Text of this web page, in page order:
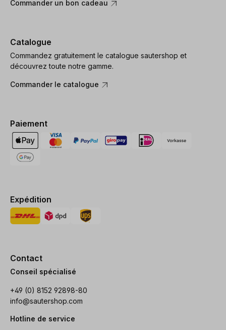
Commander un bon cadeau
Catalogue
Commandez gratuitement le catalogue sautershop et
découvrez toute notre gamme.
Commander le catalogue
Paiement
Expédition
Contact
Conseil spécialisé
+49 (0) 8152 92898-80
info@sautershop.com
Hotline de service